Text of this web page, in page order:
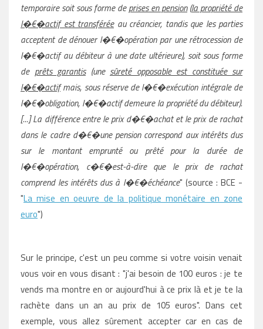
temporaire soit sous forme deprises en pension(la propriété de
l�€�actif est transféréeau créancier, tandis que les parties
acceptent de dénouer l�€�opération par une rétrocession de
l�€�actif au débiteur à une date ultérieure), soit sous forme
de prêts garantis(une sûreté opposable est constituée sur
l�€�actifmais, sous réserve de l�€�exécution intégrale de
l�€�obligation, l�€�actif demeure la propriété du débiteur).
[...] La différence entre le prix d�€�achat et le prix de rachat
dans le cadre d�€�une pension correspond aux intérêts dus
sur le montant emprunté ou prêté pour la durée de
l�€�opération, c�€�est-à-dire que le prix de rachat
comprend les intérêts dus à l�€�échéance" (source : BCE -
"La mise en oeuvre de la politique monétaire en zone
euro")
Sur le principe, c'est un peu comme si votre voisin venait
vous voir en vous disant : "j'ai besoin de 100 euros : je te
vends ma montre en or aujourd'hui à ce prix là et je te la
rachète dans un an au prix de 105 euros". Dans cet
exemple, vous allez sûrement accepter car en cas de